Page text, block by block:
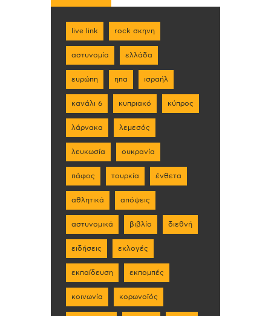
live link rock σκηνη
αστυνομία ελλάδα
ευρώπη ηπα ισραήλ
κανάλι 6 κυπριακό κύπρος
λάρνακα λεμεσός
λευκωσία ουκρανία
πάφος τουρκία ένθετα
αθλητικά απόψεις
αστυνομικά βιβλίο διεθνή
ειδήσεις εκλογές
εκπαίδευση εκπομπές
κοινωνία κορωνοϊός